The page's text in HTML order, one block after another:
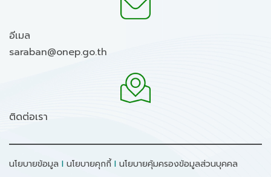
อีเมล
saraban@onep.go.th
ติดต่อเรา
นโยบายข้อมูล I นโยบายคุกกี้ I นโยบายคุ้มครองข้อมูลส่วนบุคคล